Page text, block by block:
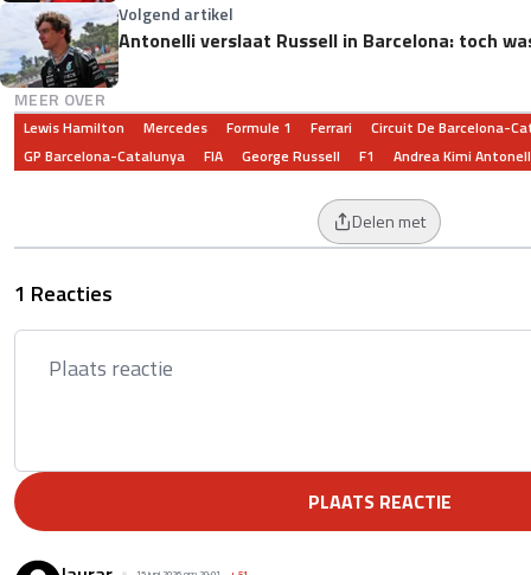
Volgend artikel
Antonelli verslaat Russell in Barcelona: toch
MEER OVER
Lewis Hamilton Mercedes Formule 1 Ferrari
Circuit De Barcelona-
GP Barcelona-Catalunya
FIA George Russell F1 Andrea Kimi
Delen met
1 Reacties
PLAATS REACTIE